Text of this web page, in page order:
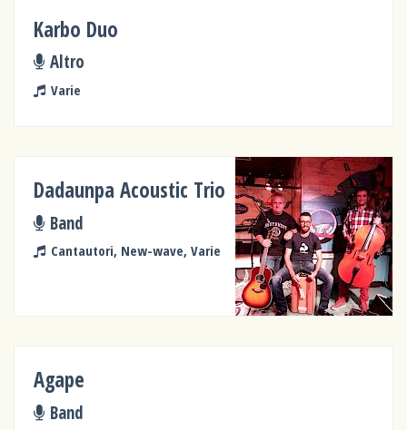
Karbo Duo
Altro
Varie
Dadaunpa Acoustic Trio
Band
Cantautori, New-wave, Varie
Agape
Band